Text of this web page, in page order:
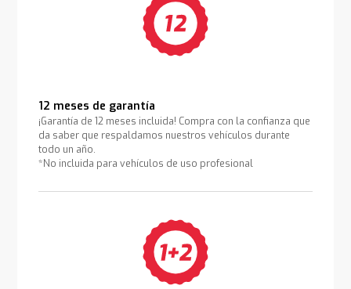
12 meses de garantía
¡Garantía de 12 meses incluida! Compra con la confianza que
da saber que respaldamos nuestros vehículos durante
todo un año.
*No incluida para vehículos de uso profesional